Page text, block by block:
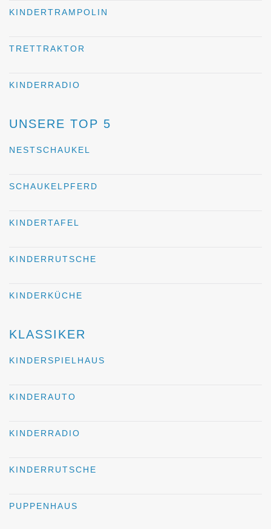
KINDERTRAMPOLIN
TRETTRAKTOR
KINDERRADIO
UNSERE TOP 5
NESTSCHAUKEL
SCHAUKELPFERD
KINDERTAFEL
KINDERRUTSCHE
KINDERKÜCHE
KLASSIKER
KINDERSPIELHAUS
KINDERAUTO
KINDERRADIO
KINDERRUTSCHE
PUPPENHAUS